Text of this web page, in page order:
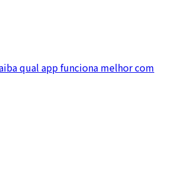
qual app funciona melhor com